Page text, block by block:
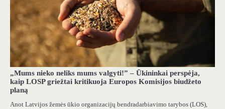
„Mums nieko neliks mums valgyti!” – Ūkininkai perspėja,
kaip LOSP griežtai kritikuoja Europos Komisijos biudžeto
planą
Anot Latvijos žemės ūkio organizacijų bendradarbiavimo tarybos (LOS),